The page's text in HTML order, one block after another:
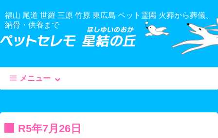
福山 尾道 世羅 三原 竹原 東広島 ペット霊園 火葬から葬儀、
納骨・供養まで
メニュー
R5年7月26日